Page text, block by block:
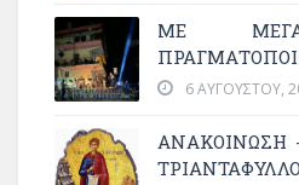
ΜΕ
6 ΑΥΓΟΎΣΤΟΥ,
ΑΝΑΚΟΙΝΩΣΗ